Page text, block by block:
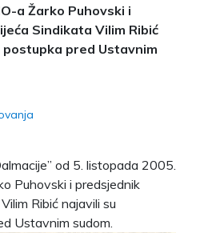
a Žarko Puhovski i
Sindikata Vilim Ribić
pred Ustavnim
od 5. listopada 2005.
Puhovski i predsjednik
Ribić najavili su
Ustavnim sudom.